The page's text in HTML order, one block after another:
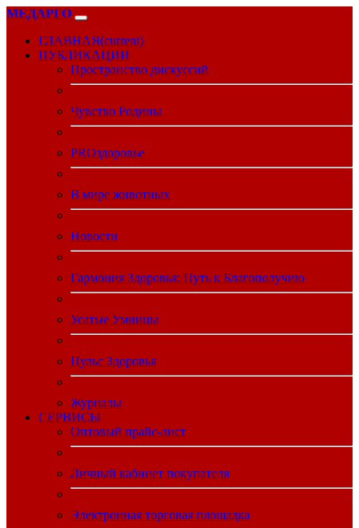
МЕДАРГО
ГЛАВНАЯ(current)
ПУБЛИКАЦИИ
Пространство дискуссий
Чувство Родины
PROздоровье
В мире животных
Новости
Гармония Здоровья: Путь к Благополучию
Усатые Умницы
Пульс Здоровья
Журналы
CЕРВИСЫ
Оптовый прайс-лист
Личный кабинет покупателя
Электронная торговая площадка